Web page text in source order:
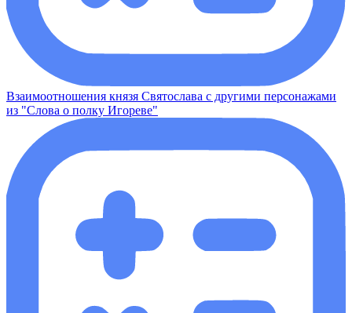
Взаимоотношения князя Святослава с другими персонажами
из "Слова о полку Игореве"